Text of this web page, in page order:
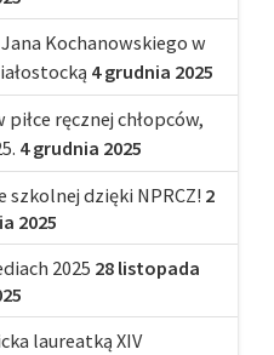
Kochanowskiego w
4 grudnia 2025
ręcznej chłopców,
4 grudnia 2025
dzięki NPRCZ! 2
2025
2025 28 listopada
laureatką XIV